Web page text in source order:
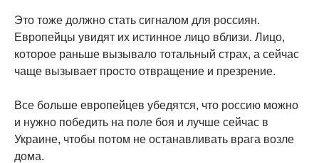
Это тоже должно стать сигналом для россиян.
Европейцы увидят их истинное лицо вблизи. Лицо,
которое раньше вызывало тотальный страх, а сейчас
чаще вызывает просто отвращение и презрение.
Все больше европейцев убедятся, что россию можно
и нужно победить на поле боя и лучше сейчас в
Украине, чтобы потом не останавливать врага возле
дома.